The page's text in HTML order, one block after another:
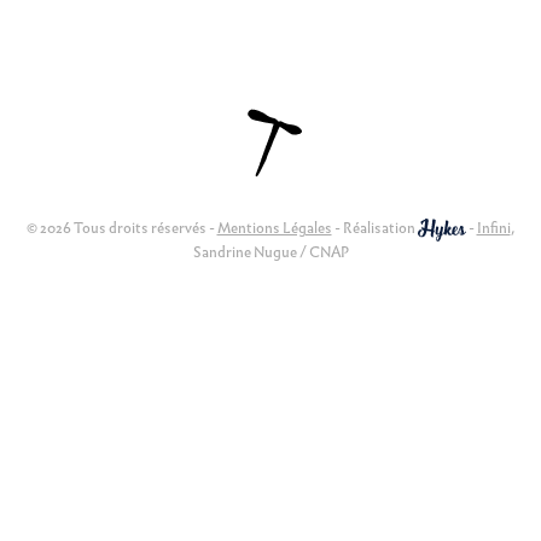
© 2026 Tous droits réservés -Mentions Légales - Réalisation - Infini,
Sandrine Nugue / CNAP